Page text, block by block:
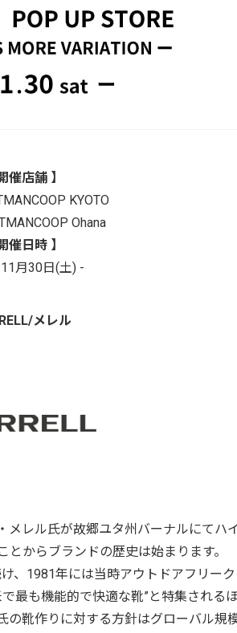
催店舗 】
KYOTO
Ohana
催日時 】
月30日(土) -
メレル
レル氏が故郷ユタ州バーナルにてハ
からブランドの歴史は始まります。
、1981年には当時アウトドアフリー
最も機能的で快適な靴”と特集される
の靴作りに対する方針はグローバル規